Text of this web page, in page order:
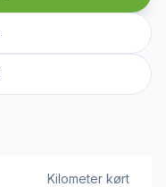
Kilometer kørt